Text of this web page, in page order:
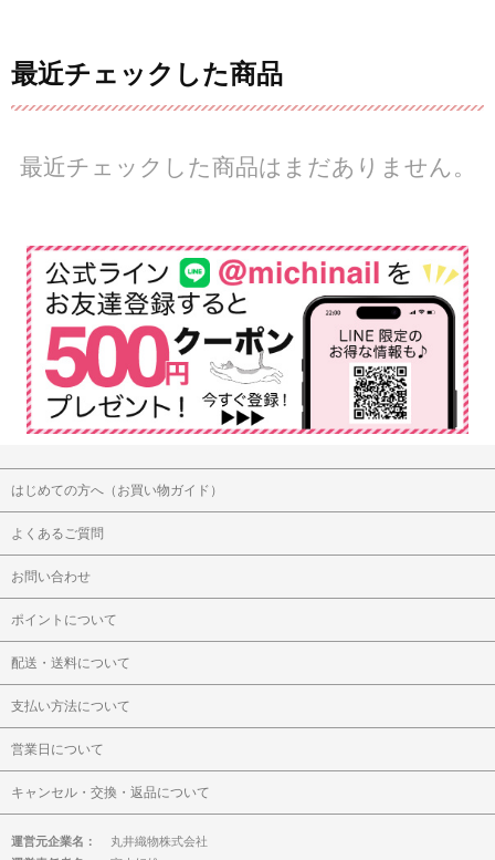
最近チェックした商品
最近チェックした商品はまだありません。
はじめての方へ（お買い物ガイド）
よくあるご質問
お問い合わせ
ポイントについて
配送・送料について
支払い方法について
営業日について
キャンセル・交換・返品について
運営元企業名：
丸井織物株式会社